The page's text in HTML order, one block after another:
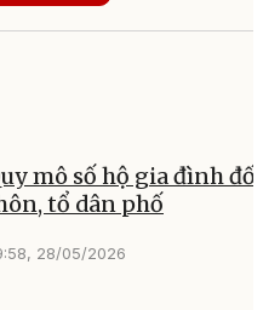
mô số hộ gia đình
tổ dân phố
28/05/2026